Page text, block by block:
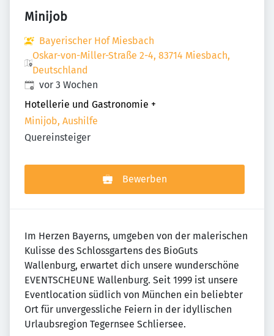
Minijob
Bayerischer Hof Miesbach
Oskar-von-Miller-Straße 2-4, 83714 Miesbach,
Deutschland
Veröffentlicht:
vor 3 Wochen
Hotellerie und Gastronomie +
Minijob, Aushilfe
Quereinsteiger
Bewerben
Im Herzen Bayerns, umgeben von der malerischen
Kulisse des Schlossgartens des BioGuts
Wallenburg, erwartet dich unsere wunderschöne
EVENTSCHEUNE Wallenburg. Seit 1999 ist unsere
Eventlocation südlich von München ein beliebter
Ort für unvergessliche Feiern in der idyllischen
Urlaubsregion Tegernsee Schliersee.